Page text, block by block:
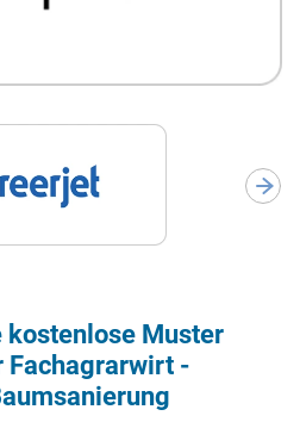
kostenlose Muster
Fachagrarwirt -